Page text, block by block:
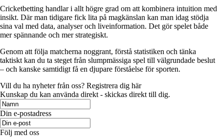
Cricketbetting handlar i allt högre grad om att kombinera intuition med
insikt. Där man tidigare fick lita på magkänslan kan man idag stödja
sina val med data, analyser och liveinformation. Det gör spelet både
mer spännande och mer strategiskt.
Genom att följa matcherna noggrant, förstå statistiken och tänka
taktiskt kan du ta steget från slumpmässiga spel till välgrundade beslut
– och kanske samtidigt få en djupare förståelse för sporten.
Vill du ha nyheter från oss? Registrera dig här
Kunskap du kan använda direkt - skickas direkt till dig.
Din e-postadress
Följ med oss